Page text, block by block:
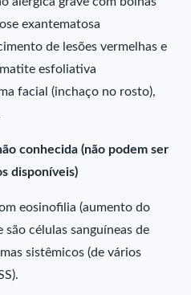
exantematosa
de lesões vermelhas e
esfoliativa
facial (inchaço no rosto),
conhecida (não podem ser
disponíveis)
eosinofilia (aumento do
células sanguíneas de
sistêmicos (de vários